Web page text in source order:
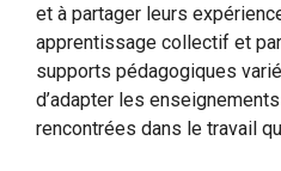
et à partager leurs
apprentissage collectif et
supports pédagogiques
d’adapter les
rencontrées dans le travail